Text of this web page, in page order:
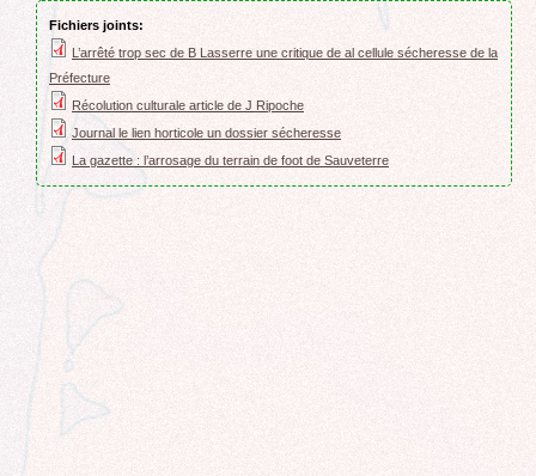
Fichiers joints:
L’arrêté trop sec de B Lasserre une critique de al cellule sécheresse de la
Préfecture
Récolution culturale article de J Ripoche
Journal le lien horticole un dossier sécheresse
La gazette : l’arrosage du terrain de foot de Sauveterre